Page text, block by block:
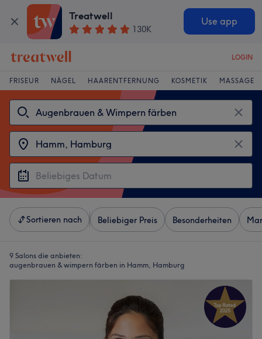
Treatwell
130K
Use app
LOGIN
FRISEUR NÄGEL HAARENTFERNUNG KOSMETIK MASSAGE
Sortieren nach Beliebiger Preis Besonderheiten
9 Salons die anbieten:
augenbrauen & wimpern färben in Hamm, Hamburg